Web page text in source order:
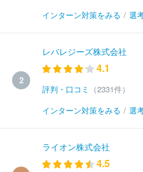
インターン対策をみる / 選
2
レバレジーズ株式会社
4.1
評判・口コミ
（2331件）
インターン対策をみる / 選
ライオン株式会社
4.5